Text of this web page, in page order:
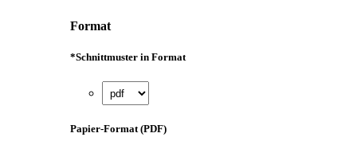
Format
*Schnittmuster in Format
Papier-Format (PDF)